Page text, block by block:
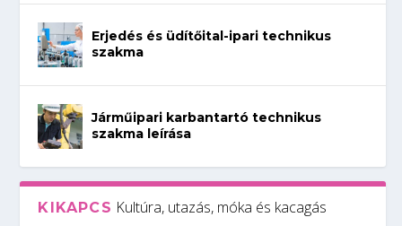
Erjedés és üdítőital-ipari technikus
szakma
Járműipari karbantartó technikus
szakma leírása
KIKAPCS Kultúra, utazás, móka és kacagás